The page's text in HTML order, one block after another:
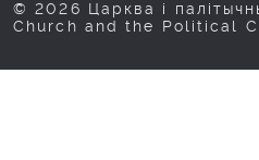
© 2026 Царква і
Church and the Political